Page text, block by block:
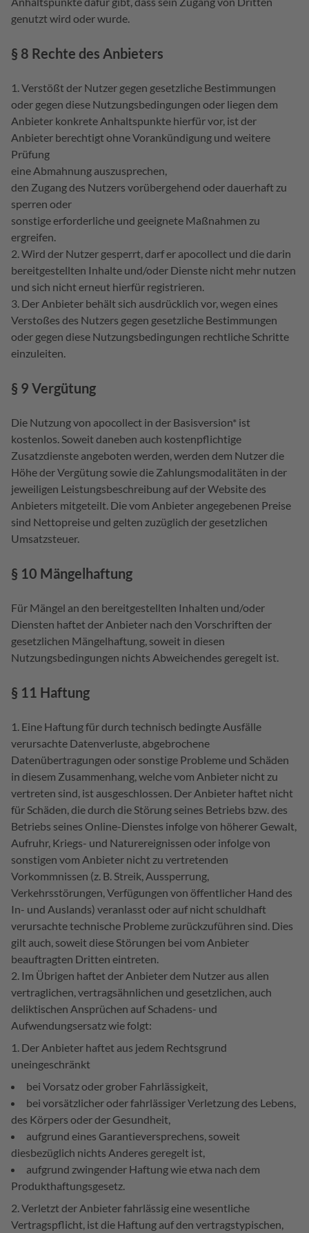
genutzt wird oder wurde.
§ 8 Rechte des Anbieters
Verstößt der Nutzer gegen gesetzliche Bestimmungen
oder gegen diese Nutzungsbedingungen oder liegen dem
Anbieter konkrete Anhaltspunkte hierfür vor, ist der
Anbieter berechtigt ohne Vorankündigung und weitere
Prüfung
eine Abmahnung auszusprechen,
den Zugang des Nutzers vorübergehend oder dauerhaft zu
sperren oder
sonstige erforderliche und geeignete Maßnahmen zu
ergreifen.
Wird der Nutzer gesperrt, darf er apocollect und die darin
bereitgestellten Inhalte und/oder Dienste nicht mehr nutzen
und sich nicht erneut hierfür registrieren.
Der Anbieter behält sich ausdrücklich vor, wegen eines
Verstoßes des Nutzers gegen gesetzliche Bestimmungen
oder gegen diese Nutzungsbedingungen rechtliche Schritte
einzuleiten.
§ 9 Vergütung
Die Nutzung von apocollect in der Basisversion* ist
kostenlos. Soweit daneben auch kostenpflichtige
Zusatzdienste angeboten werden, werden dem Nutzer die
Höhe der Vergütung sowie die Zahlungsmodalitäten in der
jeweiligen Leistungsbeschreibung auf der Website des
Anbieters mitgeteilt. Die vom Anbieter angegebenen Preise
sind Nettopreise und gelten zuzüglich der gesetzlichen
Umsatzsteuer.
§ 10 Mängelhaftung
Für Mängel an den bereitgestellten Inhalten und/oder
Diensten haftet der Anbieter nach den Vorschriften der
gesetzlichen Mängelhaftung, soweit in diesen
Nutzungsbedingungen nichts Abweichendes geregelt ist.
§ 11 Haftung
Eine Haftung für durch technisch bedingte Ausfälle
verursachte Datenverluste, abgebrochene
Datenübertragungen oder sonstige Probleme und Schäden
in diesem Zusammenhang, welche vom Anbieter nicht zu
vertreten sind, ist ausgeschlossen. Der Anbieter haftet nicht
für Schäden, die durch die Störung seines Betriebs bzw. des
Betriebs seines Online-Dienstes infolge von höherer Gewalt,
Aufruhr, Kriegs- und Naturereignissen oder infolge von
sonstigen vom Anbieter nicht zu vertretenden
Vorkommnissen (z. B. Streik, Aussperrung,
Verkehrsstörungen, Verfügungen von öffentlicher Hand des
In- und Auslands) veranlasst oder auf nicht schuldhaft
verursachte technische Probleme zurückzuführen sind. Dies
gilt auch, soweit diese Störungen bei vom Anbieter
beauftragten Dritten eintreten.
Im Übrigen haftet der Anbieter dem Nutzer aus allen
vertraglichen, vertragsähnlichen und gesetzlichen, auch
deliktischen Ansprüchen auf Schadens- und
Aufwendungsersatz wie folgt:
Der Anbieter haftet aus jedem Rechtsgrund
uneingeschränkt
bei Vorsatz oder grober Fahrlässigkeit,
bei vorsätzlicher oder fahrlässiger Verletzung des Lebens,
des Körpers oder der Gesundheit,
aufgrund eines Garantieversprechens, soweit
diesbezüglich nichts Anderes geregelt ist,
aufgrund zwingender Haftung wie etwa nach dem
Produkthaftungsgesetz.
Verletzt der Anbieter fahrlässig eine wesentliche
Vertragspflicht, ist die Haftung auf den vertragstypischen,